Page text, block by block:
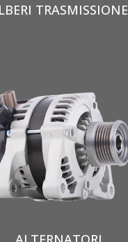
TRASMISSIONE